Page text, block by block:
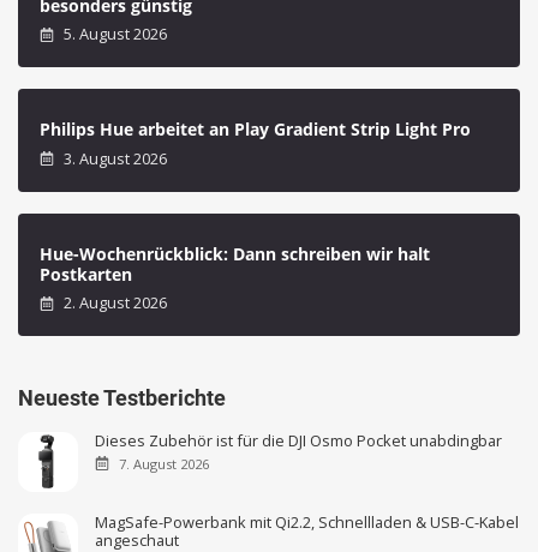
besonders günstig
5. August 2026
Philips Hue arbeitet an Play Gradient Strip Light Pro
3. August 2026
Hue-Wochenrückblick: Dann schreiben wir halt
Postkarten
2. August 2026
Neueste Testberichte
Dieses Zubehör ist für die DJI Osmo Pocket unabdingbar
7. August 2026
MagSafe-Powerbank mit Qi2.2, Schnellladen & USB-C-Kabel
angeschaut